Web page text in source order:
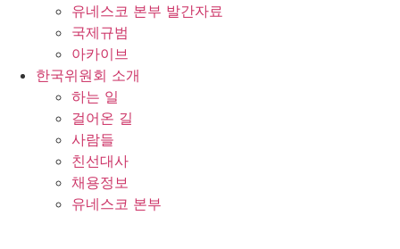
유네스코 본부 발간자료
국제규범
아카이브
한국위원회 소개
하는 일
걸어온 길
사람들
친선대사
채용정보
유네스코 본부